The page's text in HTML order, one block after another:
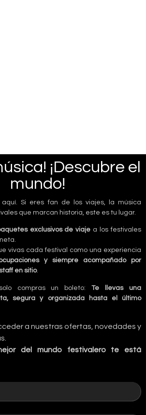
¡Descubre el
mundo!
Si eres fan de los viajes, la música
que marcan historia, este es tu lugar.
exclusivos de viaje a los festivales
vivas cada festival como una experiencia
y siempre acompañado por
en sitio.
compras un boleto:Te llevas una
segura y organizada hasta el último
a nuestras ofertas, novedades y
del mundo festivalero te está